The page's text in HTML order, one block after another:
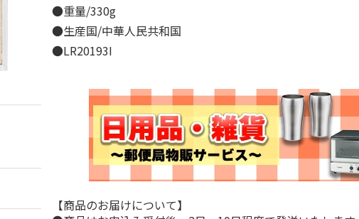
●重量/330g
●生産国/中華人民共和国
●LR20193I
【商品のお届けについて】